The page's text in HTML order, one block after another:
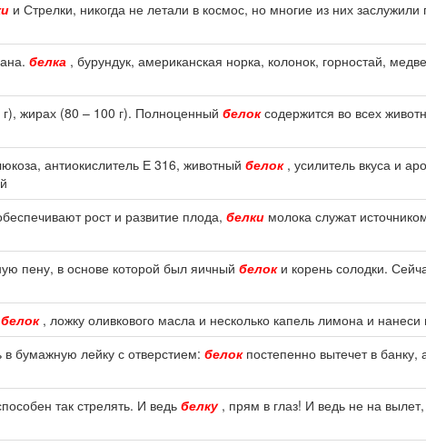
и Стрелки, никогда не летали в космос, но многие из них заслужили
белка , бурундук, американская норка, колонок, горностай,
г), жирах (80 – 100 г). Полноценный белоксодержится во всех
антиокислитель Е 316, животный белок, усилитель вкуса и
рост и развитие плода, белки молока служат
пену, в основе которой был яичный белоки корень солодки.
белок, ложку оливкового масла и несколько капель лимона и нанеси
в бумажную лейку с отверстием: белокпостепенно вытечет в банку,
так стрелять. И ведь белку, прям в глаз! И ведь не на вылет,